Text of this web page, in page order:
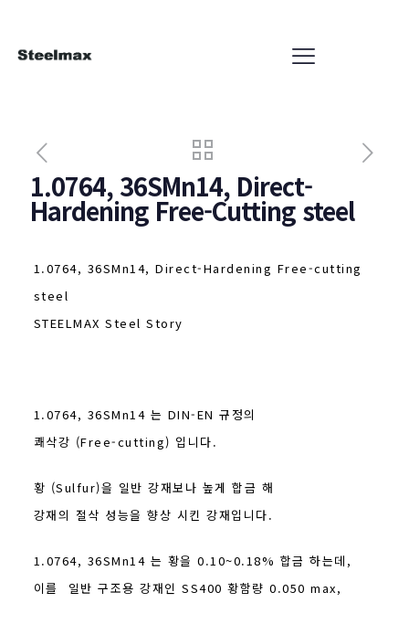
1.0764, 36SMn14, Direct-
Hardening Free-Cutting steel
1.0764, 36SMn14, Direct-Hardening Free-cutting
steel
STEELMAX Steel Story
1.0764, 36SMn14 는 DIN-EN 규정의
쾌삭강 (Free-cutting) 입니다.
황 (Sulfur)을 일반 강재보나 높게 합금 해
강재의 절삭 성능을 향상 시킨 강재입니다.
1.0764, 36SMn14 는 황을 0.10~0.18% 합금 하는데,
이를 일반 구조용 강재인 SS400 황함량 0.050 max,